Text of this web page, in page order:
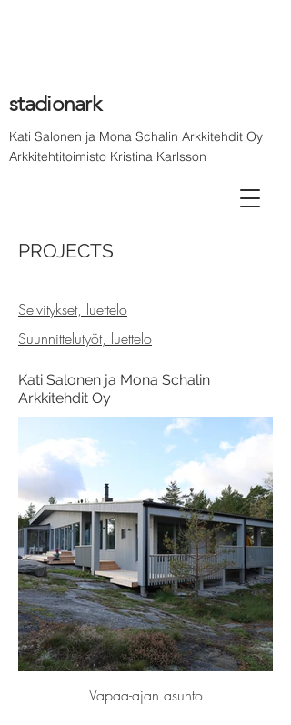
stadionark
Kati Salonen ja Mona Schalin Arkkitehdit Oy
Arkkitehtitoimisto Kristina Karlsson
PROJECTS
Selvitykset, luettelo
Suunnittelutyöt, luettelo
Kati Salonen ja Mona Schalin
Arkkitehdit Oy
Vapaa-ajan asunto